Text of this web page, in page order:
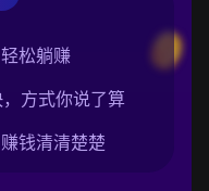
松躺赚
方式你说了算
钱清清楚楚